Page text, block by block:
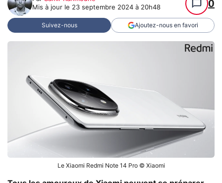
Mis à jour le 23 septembre 2024 à 20h48 0
Suivez-nous Ajoutez-nous en favori
Le Xiaomi Redmi Note 14 Pro © Xiaomi